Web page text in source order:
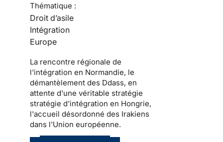
Thématique :
Droit d’asile
Intégration
Europe
La rencontre régionale de
l'intégration en Normandie, le
démantèlement des Ddass, en
attente d'une véritable stratégie
stratégie d'intégration en Hongrie,
l'accueil désordonné des Irakiens
dans l'Union européenne.